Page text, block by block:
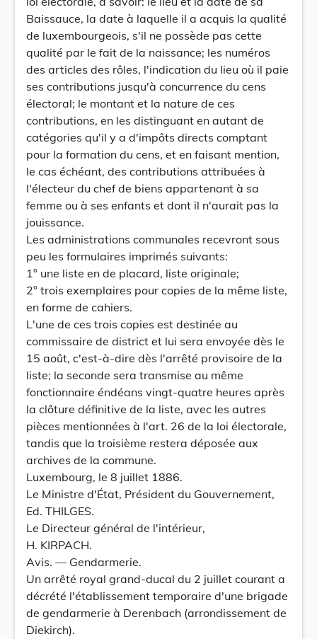
Baissauce, la date à laquelle il a acquis la qualité
de luxembourgeois, s'il ne possède pas cette
qualité par le fait de la naissance; les numéros
des articles des rôles, l'indication du lieu où il paie
ses contributions jusqu'à concurrence du cens
électoral; le montant et la nature de ces
contributions, en les distinguant en autant de
catégories qu'il y a d'impôts directs comptant
pour la formation du cens, et en faisant mention,
le cas échéant, des contributions attribuées à
l'électeur du chef de biens appartenant à sa
femme ou à ses enfants et dont il n'aurait pas la
jouissance.
Les administrations communales recevront sous
peu les formulaires imprimés suivants:
1° une liste en de placard, liste originale;
2° trois exemplaires pour copies de la même liste,
en forme de cahiers.
L'une de ces trois copies est destinée au
commissaire de district et lui sera envoyée dès le
15 août, c'est-à-dire dès l'arrêté provisoire de la
liste; la seconde sera transmise au même
fonctionnaire éndéans vingt-quatre heures après
la clôture définitive de la liste, avec les autres
pièces mentionnées à l'art. 26 de la loi électorale,
tandis que la troisième restera déposée aux
archives de la commune.
Luxembourg, le 8 juillet 1886.
Le Ministre d'État, Président du Gouvernement,
Ed. THILGES.
Le Directeur général de l'intérieur,
H. KIRPACH.
Avis. — Gendarmerie.
Un arrêté royal grand-ducal du 2 juillet courant a
décrété l'établissement temporaire d'une brigade
de gendarmerie à Derenbach (arrondissement de
Diekirch).